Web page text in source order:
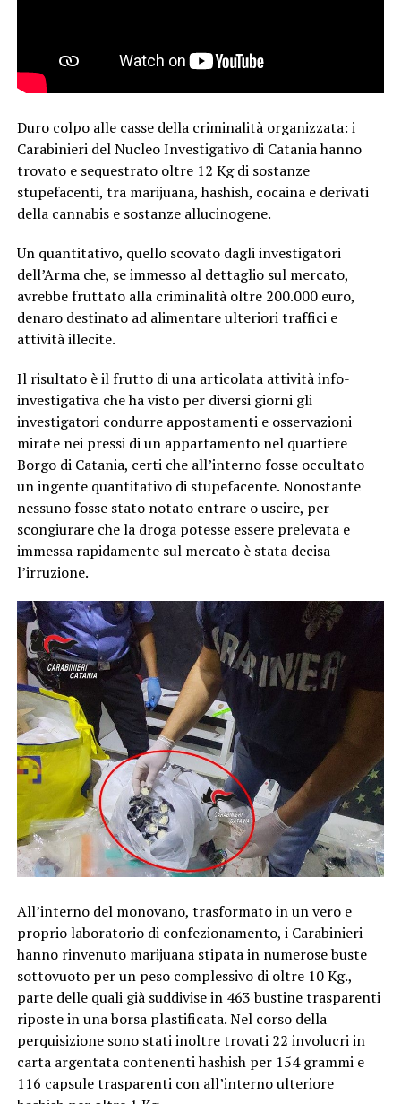
Duro colpo alle casse della criminalità organizzata: i
Carabinieri del Nucleo Investigativo di Catania hanno
trovato e sequestrato oltre 12 Kg di sostanze
stupefacenti, tra marijuana, hashish, cocaina e derivati
della cannabis e sostanze allucinogene.
Un quantitativo, quello scovato dagli investigatori
dell’Arma che, se immesso al dettaglio sul mercato,
avrebbe fruttato alla criminalità oltre 200.000 euro,
denaro destinato ad alimentare ulteriori traffici e
attività illecite.
Il risultato è il frutto di una articolata attività info-
investigativa che ha visto per diversi giorni gli
investigatori condurre appostamenti e osservazioni
mirate nei pressi di un appartamento nel quartiere
Borgo di Catania, certi che all’interno fosse occultato
un ingente quantitativo di stupefacente. Nonostante
nessuno fosse stato notato entrare o uscire, per
scongiurare che la droga potesse essere prelevata e
immessa rapidamente sul mercato è stata decisa
l’irruzione.
All’interno del monovano, trasformato in un vero e
proprio laboratorio di confezionamento, i Carabinieri
hanno rinvenuto marijuana stipata in numerose buste
sottovuoto per un peso complessivo di oltre 10 Kg.,
parte delle quali già suddivise in 463 bustine trasparenti
riposte in una borsa plastificata. Nel corso della
perquisizione sono stati inoltre trovati 22 involucri in
carta argentata contenenti hashish per 154 grammi e
116 capsule trasparenti con all’interno ulteriore